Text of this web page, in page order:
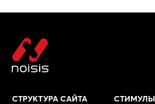
СТРУКТУРА САЙТА СТИМУЛЫ